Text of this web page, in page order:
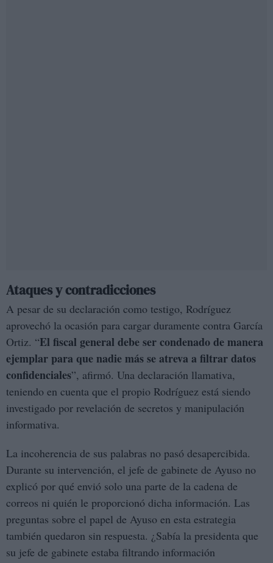
Ataques y contradicciones
A pesar de su declaración como testigo, Rodríguez
aprovechó la ocasión para cargar duramente contra García
Ortiz. “El fiscal general debe ser condenado de manera
ejemplar para que nadie más se atreva a filtrar datos
confidenciales”, afirmó. Una declaración llamativa,
teniendo en cuenta que el propio Rodríguez está siendo
investigado por revelación de secretos y manipulación
informativa.
La incoherencia de sus palabras no pasó desapercibida.
Durante su intervención, el jefe de gabinete de Ayuso no
explicó por qué envió solo una parte de la cadena de
correos ni quién le proporcionó dicha información. Las
preguntas sobre el papel de Ayuso en esta estrategia
también quedaron sin respuesta. ¿Sabía la presidenta que
su jefe de gabinete estaba filtrando información